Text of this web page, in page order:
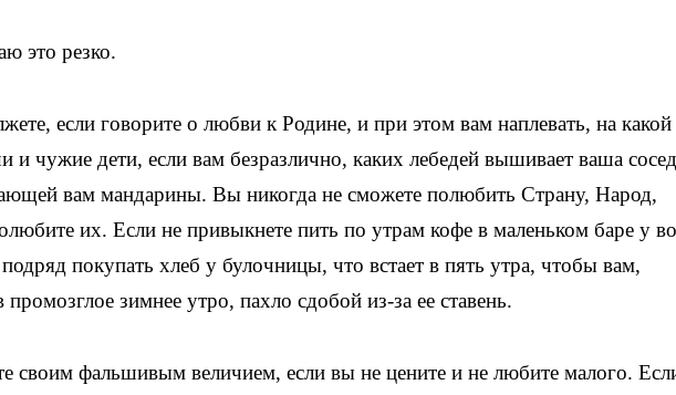
это резко.
если говорите о любви к Родине, и при этом вам наплевать, на какой
и чужие дети, если вам безразлично, каких лебедей вышивает ваша
вам мандарины. Вы никогда не сможете полюбить Страну, Народ,
их. Если не привыкнете пить по утрам кофе в маленьком баре у
покупать хлеб у булочницы, что встает в пять утра, чтобы вам,
зимнее утро, пахло сдобой из-за ее ставень.
своим фальшивым величием, если вы не цените и не любите малого.